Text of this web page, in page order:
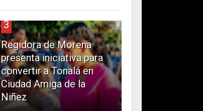
3
Regidora de Morena
presenta iniciativa para
convertir a Tonalá en
Ciudad Amiga de la
Niñez